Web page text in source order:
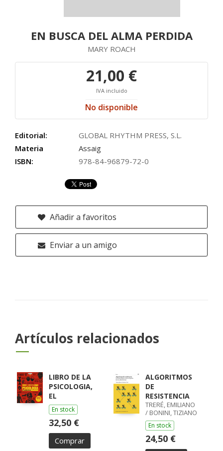
EN BUSCA DEL ALMA PERDIDA
MARY ROACH
21,00 €
IVA incluido
No disponible
Editorial:
GLOBAL RHYTHM PRESS, S.L.
Materia
Assaig
ISBN:
978-84-96879-72-0
Añadir a favoritos
Enviar a un amigo
Artículos relacionados
LIBRO DE LA
PSICOLOGIA,
EL
En stock
32,50 €
Comprar
ALGORITMOS
DE
RESISTENCIA
TRERÉ, EMILIANO
/ BONINI, TIZIANO
En stock
24,50 €